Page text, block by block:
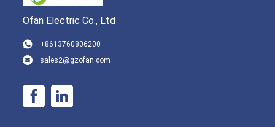
Ofan Electric Co., Ltd
+8613760806200
sales2@gzofan.com